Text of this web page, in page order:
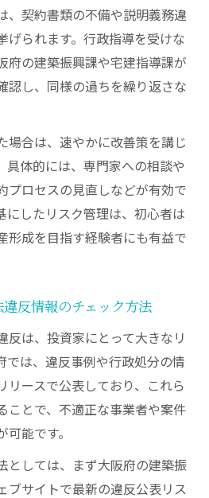
、契約書類の不備や説明義務違
げられます。行政指導を受けな
府の建築振興課や宅建指導課が
認し、同様の過ちを繰り返さな
場合は、速やかに改善策を講じ
具体的には、専門家への相談や
プロセスの見直しなどが有効で
にしたリスク管理は、初心者は
形成を目指す経験者にも有益で
反情報のチェック方法
反は、投資家にとって大きなリ
では、違反事例や行政処分の情
リースで公表しており、これら
ことで、不適正な事業者や案件
能です。
としては、まず大阪府の建築振
ブサイトで最新の違反公表リス